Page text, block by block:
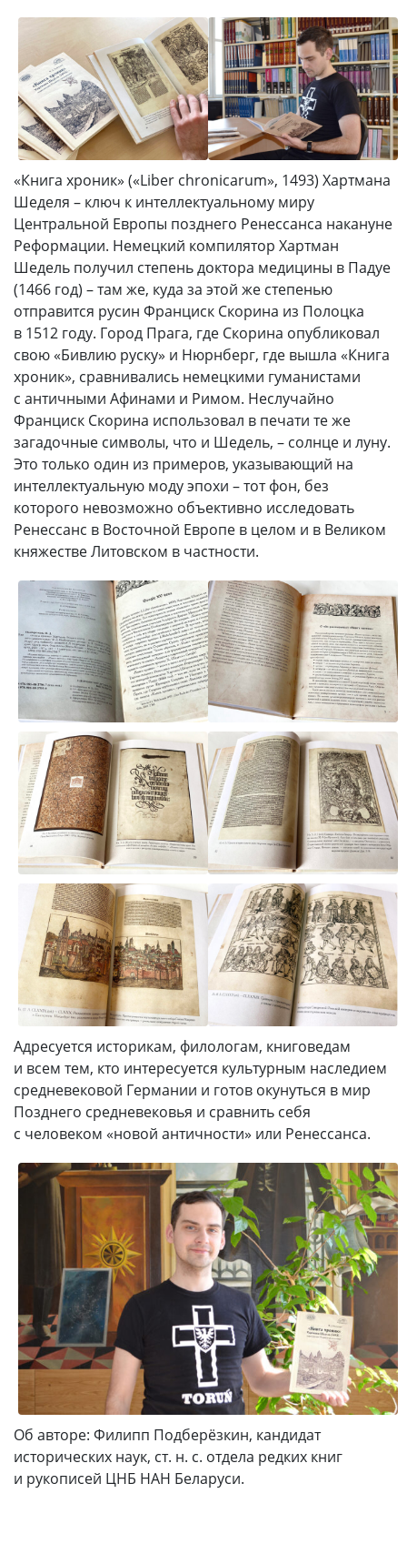
«Книга хроник» («Liber chronicarum», 1493) Хартмана
Шеделя – ключ к интеллектуальному миру
Центральной Европы позднего Ренессанса накануне
Реформации. Немецкий компилятор Хартман
Шедель получил степень доктора медицины в Падуе
(1466 год) – там же, куда за этой же степенью
отправится русин Франциск Скорина из Полоцка
в 1512 году. Город Прага, где Скорина опубликовал
свою «Бивлию руску» и Нюрнберг, где вышла «Книга
хроник», сравнивались немецкими гуманистами
с античными Афинами и Римом. Неслучайно
Франциск Скорина использовал в печати те же
загадочные символы, что и Шедель, – солнце и луну.
Это только один из примеров, указывающий на
интеллектуальную моду эпохи – тот фон, без
которого невозможно объективно исследовать
Ренессанс в Восточной Европе в целом и в Великом
княжестве Литовском в частности.
Адресуется историкам, филологам, книговедам
и всем тем, кто интересуется культурным наследием
средневековой Германии и готов окунуться в мир
Позднего средневековья и сравнить себя
с человеком «новой античности» или Ренессанса.
Об авторе: Филипп Подберёзкин, кандидат
исторических наук, ст. н. с. отдела редких книг
и рукописей ЦНБ НАН Беларуси.